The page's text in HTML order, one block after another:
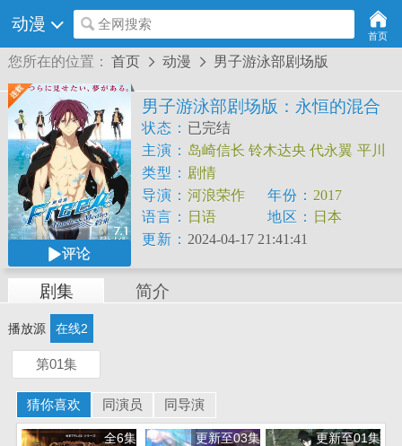
动漫 全网搜索
首页
您所在的位置： 首页  动漫  男子游泳部剧场版
评论
男子游泳部剧场版：永恒的混合
泳之约定
状态： 已完结
主演： 岛崎信长 铃木达央 代永翼 平川
大辅 宫野真守
健一 丰永利行 内山昂辉
类型： 剧情
导演： 河浪荣作 年份： 2017
语言：
日语 地区：
日本
更新： 2024-04-17 21:41:41
剧集 简介
播放源 在线2
第01集
猜你喜欢 同演员 同导演
全6集 更新至03集 更新至01集